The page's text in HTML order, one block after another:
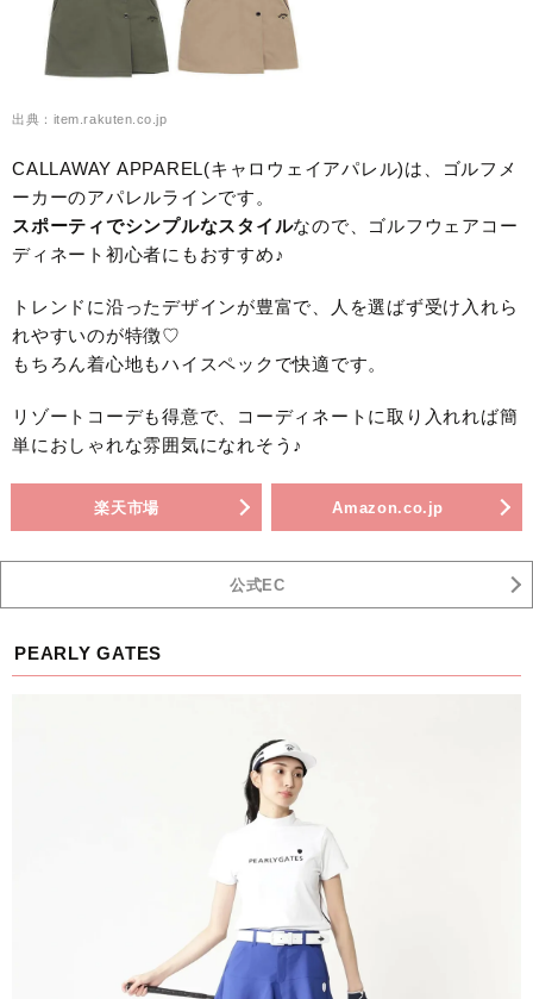
出典：item.rakuten.co.jp
CALLAWAY APPAREL(キャロウェイアパレル)は、ゴルフメ
ーカーのアパレルラインです。
スポーティでシンプルなスタイルなので、ゴルフウェアコー
ディネート初心者にもおすすめ♪
トレンドに沿ったデザインが豊富で、人を選ばず受け入れら
れやすいのが特徴♡
もちろん着心地もハイスペックで快適です。
リゾートコーデも得意で、コーディネートに取り入れれば簡
単におしゃれな雰囲気になれそう♪
楽天市場 Amazon.co.jp
公式EC
PEARLY GATES